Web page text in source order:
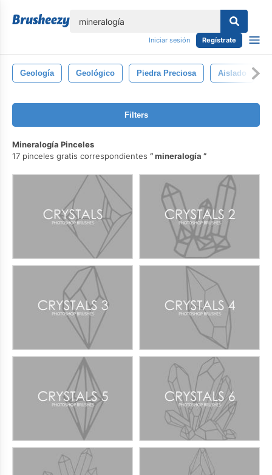
Iniciar sesión Regístrate
Geología Geológico Piedra Preciosa Aislado
Filters
Mineralogía Pinceles
17 pinceles gratis correspondientes
mineralogía